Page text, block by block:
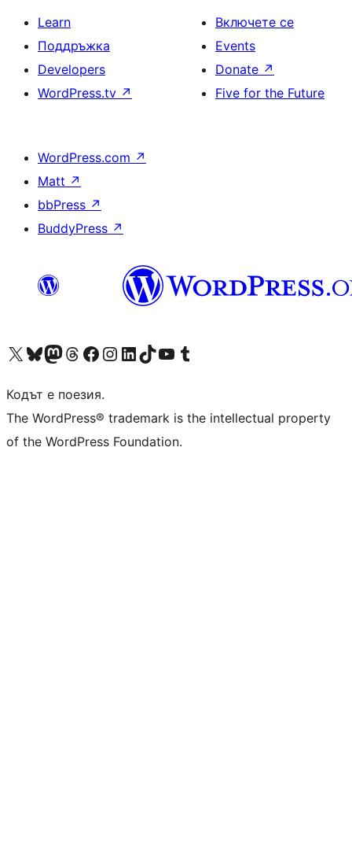
Learn
Поддръжка
Developers
WordPress.tv ↗
Включете се
Events
Donate ↗
Five for the Future
WordPress.com ↗
Matt ↗
bbPress ↗
BuddyPress ↗
Visit our X (formerly Twitter) account
Visit our Bluesky account
Visit our Mastodon account
Visit our Threads account
Посетете нашата страница във Facebook
Посетете нашия профил в Instagram
Посетете нашия профил в LinkedIn
Visit our TikTok account
Visit our YouTube channel
Visit our Tumblr account
Кодът е поезия.
The WordPress® trademark is the intellectual property
of the WordPress Foundation.